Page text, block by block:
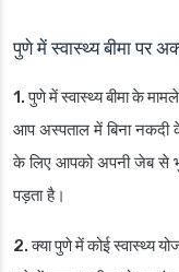
पुणे में स्वास्थ्य बीमा पर
1. पुणे में स्वास्थ्य बीमा के
आप अस्पताल में बिना नकदी
के लिए आपको अपनी जेब से
पड़ता है।
2. क्या पुणे में कोई स्वास्थ्य